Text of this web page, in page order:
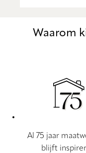
Waarom
Al 75 jaar
blijft